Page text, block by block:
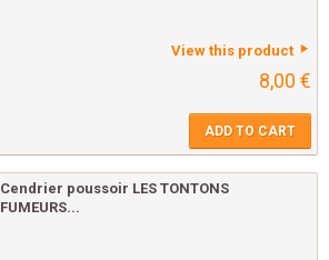
View this product
8,00 €
ADD TO CART
Cendrier poussoir LES TONTONS
FUMEURS...